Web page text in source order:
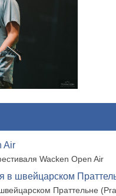
Air
Wacken Open Air
в швейцарском
Праттельне